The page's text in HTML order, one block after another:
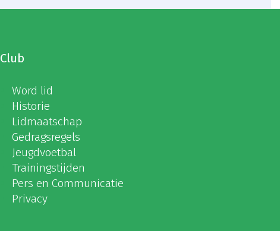
Club
Word lid
Historie
Lidmaatschap
Gedragsregels
Jeugdvoetbal
Trainingstijden
Pers en Communicatie
Privacy